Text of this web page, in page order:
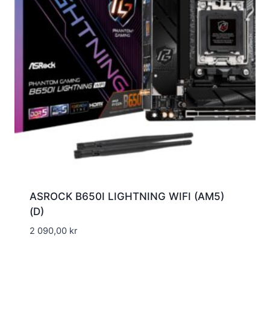
ASROCK B650I LIGHTNING WIFI (AM5)
(D)
2 090,00 kr